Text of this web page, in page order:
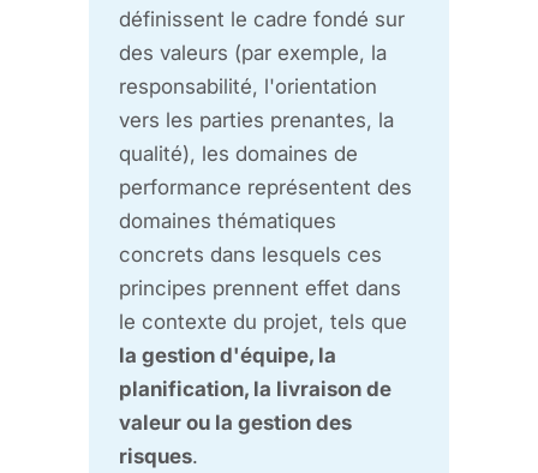
définissent le cadre fondé sur
des valeurs (par exemple, la
responsabilité, l'orientation
vers les parties prenantes, la
qualité), les domaines de
performance représentent des
domaines thématiques
concrets dans lesquels ces
principes prennent effet dans
le contexte du projet, tels que
la gestion d'équipe, la
planification, la livraison de
valeur ou la gestion des
risques.